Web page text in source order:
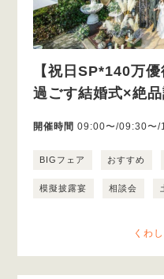
【祝日SP*140万
過ごす結婚式×絶
開催時間 09:00〜/09:30〜/
BIGフェア おすすめ
模擬披露宴 相談会
くわ